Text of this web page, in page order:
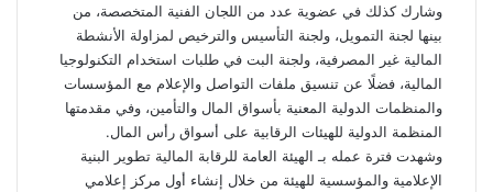
وشارك كذلك في عضوية عدد من اللجان الفنية المتخصصة، من
بينها لجنة التمويل، ولجنة التأسيس والترخيص لمزاولة الأنشطة
المالية غير المصرفية، ولجنة البت في طلبات استخدام التكنولوجيا
المالية، فضلًا عن تنسيق ملفات التواصل والإعلام مع المؤسسات
والمنظمات الدولية المعنية بأسواق المال والتأمين، وفي مقدمتها
المنظمة الدولية للهيئات الرقابية على أسواق رأس المال.
وشهدت فترة عمله بـ الهيئة العامة للرقابة المالية تطوير البنية
الإعلامية والمؤسسية للهيئة من خلال إنشاء أول مركز إعلامي